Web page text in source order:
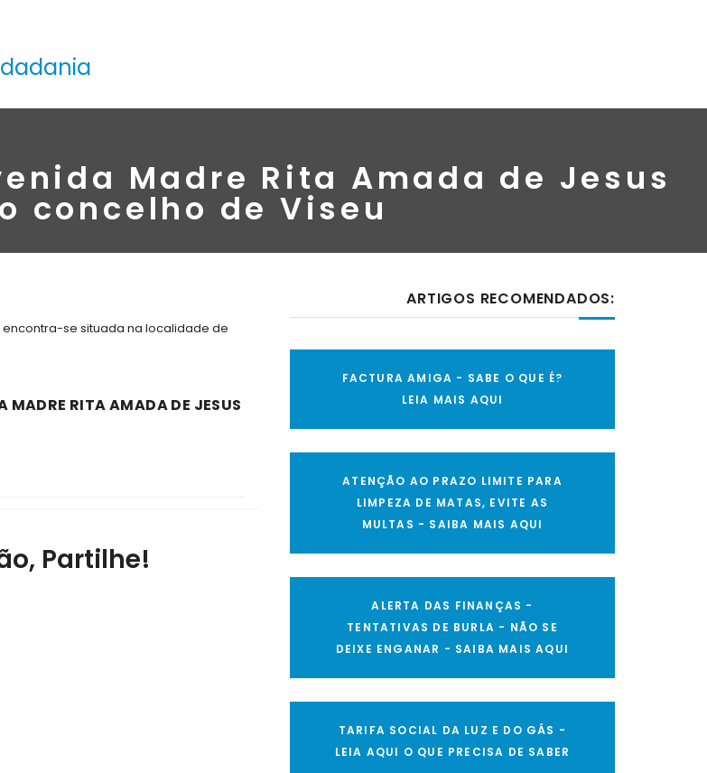
Madre Rita Amada de Jesus
concelho de Viseu
encontra-se situada na localidade de
MADRE RITA AMADA DE JESUS
Partilhe!
ARTIGOS RECOMENDADOS:
FACTURA AMIGA - SABE O QUE É?
LEIA MAIS AQUI
ATENÇÃO AO PRAZO LIMITE PARA
LIMPEZA DE MATAS, EVITE AS
MULTAS - SAIBA MAIS AQUI
ALERTA DAS FINANÇAS -
TENTATIVAS DE BURLA - NÃO SE
DEIXE ENGANAR - SAIBA MAIS AQUI
TARIFA SOCIAL DA LUZ E DO GÁS -
LEIA AQUI O QUE PRECISA DE SABER